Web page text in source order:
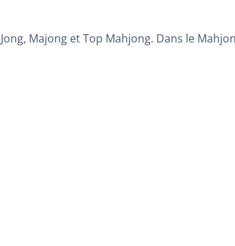
Majong et Top Mahjong. Dans le